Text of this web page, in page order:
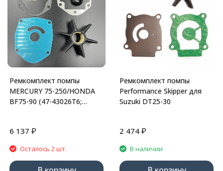
Ремкомплект помпы
MERCURY 75-250/HONDA
BF75-90 (47-43026T6;
6 137 ₽
Осталось 2 шт.
Ремкомплект помпы
Performance Skipper для
Suzuki DT25-30
2 474 ₽
В наличии